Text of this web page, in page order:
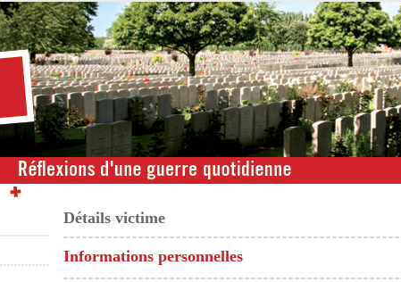
Détails victime
Informations personnelles